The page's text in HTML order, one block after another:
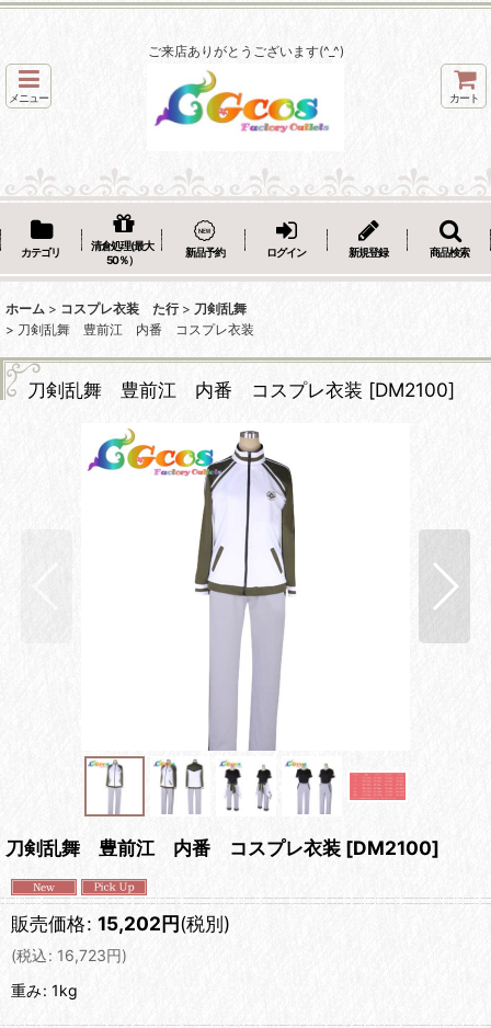
ご来店ありがとうございます(^_^)
メニュー カート
カテゴリ
清倉処理(最大
50％）
新品予約 ログイン 新規登録 商品検索
ホーム > コスプレ衣装 た行 > 刀剣乱舞
> 刀剣乱舞 豊前江 内番 コスプレ衣装
刀剣乱舞 豊前江 内番 コスプレ衣装 [DM2100]
刀剣乱舞 豊前江 内番 コスプレ衣装 [DM2100]
販売価格: 15,202円(税別)
(税込: 16,723円)
重み: 1kg